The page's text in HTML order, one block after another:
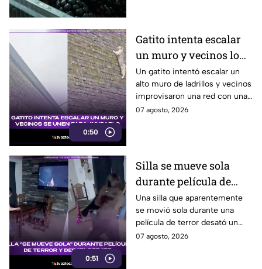
0:50
Gatito intenta escalar
un muro y vecinos lo
ayudan
Un gatito intentó escalar un
alto muro de ladrillos y vecinos
improvisaron una red con una
manta para protegerlo
07 agosto, 2026
0:51
Silla se mueve sola
durante película de
terror y se vuelve viral
Una silla que aparentemente
se movió sola durante una
película de terror desató un
intenso debate entre usuarios
07 agosto, 2026